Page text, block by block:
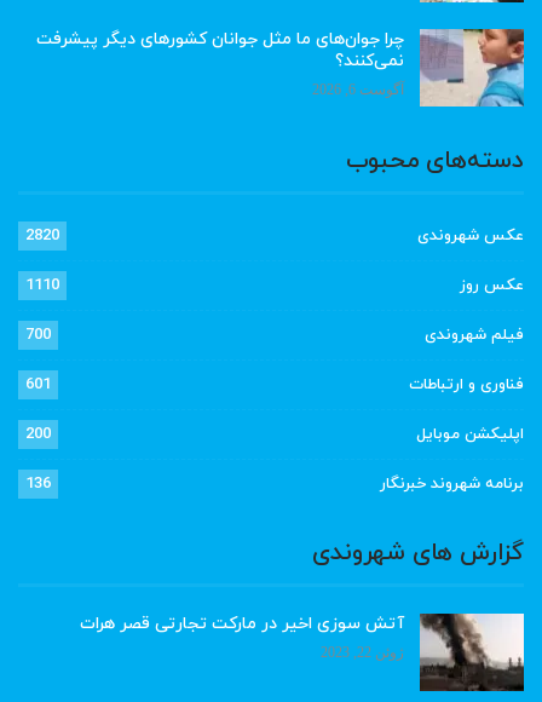
چرا جوان‌های ما مثل جوانان کشورهای دیگر پیشرفت
نمی‌کنند؟
آگوست 6, 2026
دسته‌های محبوب
عکس شهروندی 2820
عکس روز 1110
فیلم شهروندی 700
فناوری و ارتباطات 601
اپلیکشن موبایل 200
برنامه شهروند خبرنگار 136
گزارش های شهروندی
آتش سوزی اخیر در مارکت تجارتی قصر هرات
ژوئن 22, 2023